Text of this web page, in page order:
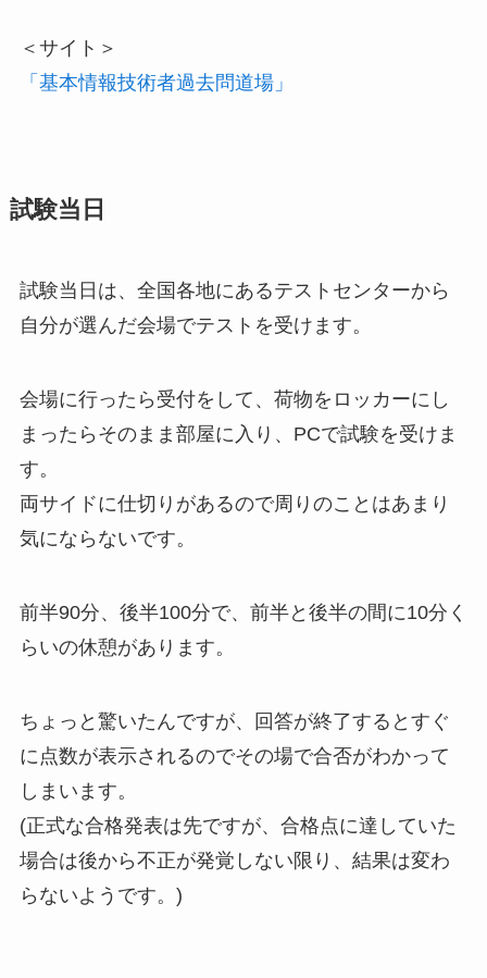
＜サイト＞
「基本情報技術者過去問道場」
試験当日
試験当日は、全国各地にあるテストセンターから
自分が選んだ会場でテストを受けます。
会場に行ったら受付をして、荷物をロッカーにし
まったらそのまま部屋に入り、PCで試験を受けま
す。
両サイドに仕切りがあるので周りのことはあまり
気にならないです。
前半90分、後半100分で、前半と後半の間に10分く
らいの休憩があります。
ちょっと驚いたんですが、回答が終了するとすぐ
に点数が表示されるのでその場で合否がわかって
しまいます。
(正式な合格発表は先ですが、合格点に達していた
場合は後から不正が発覚しない限り、結果は変わ
らないようです。)